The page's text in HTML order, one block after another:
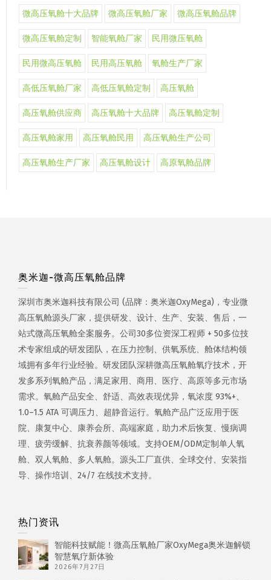
微高压氧舱十大品牌 微高压氧舱厂家 微高压氧舱品牌
微高压氧舱定制 智能氧舱厂家 民用微压氧舱
民用微高压氧舱 民用高压氧舱 氧舱生产厂家
高低压氧舱厂家 高低压氧舱定制 高压氧舱
高压氧舱供应商 高压氧舱十大品牌 高压氧舱定制
高压氧舱家用 高压氧舱民用 高压氧舱生产公司
高压氧舱生产厂家 高压氧舱设计 高原氧舱品牌
奥米迦-微高压氧舱品牌
深圳市奥米迦科技有限公司 (品牌：奥米迦OxyMega)，专业微
高压氧舱源头厂家，提供研发、设计、生产、安装、售后，一
站式微高压氧舱全案服务。公司30多位资深工程师 + 50多位技
术专家组成的研发团队，在压力控制、供氧系统、舱体结构领
域拥有多年行业经验。研发团队深耕微高压氧舱氧疗技术，开
发多系列氧舱产品，满足家用、商用、医疗、高原等多元市场
需求。氧舱产品安全、舒适、高效表现优异，氧浓度 93%+、
1.0–1.5 ATA 可调压力、超静音运行。氧舱产品广泛应用于医
院、康复中心、康养会所、高端家庭，助力术后恢复、慢病调
理、疲劳缓解、抗衰养颜等领域。支持OEM/ODM定制单人氧
舱、双人氧舱、多人氧舱。源头工厂直供、全球交付、安装指
导、操作培训、24/7 在线技术支持。
热门资讯
智能科技赋能！微高压氧舱厂家OxyMega奥米迦解锁
智慧氧疗新体验
2026年7月27日